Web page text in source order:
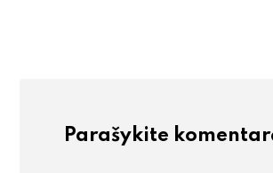
Parašykite